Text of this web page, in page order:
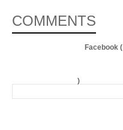
COMMENTS
Facebook (
)